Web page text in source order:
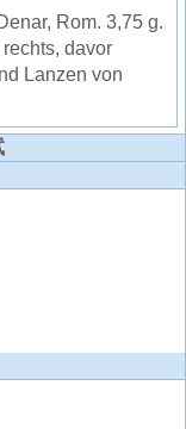
Rom. 3,75 g.
davor
Lanzen von